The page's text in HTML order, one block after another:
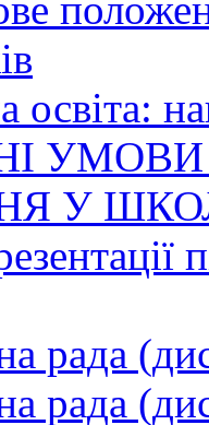
освіта:
У
рада
рада